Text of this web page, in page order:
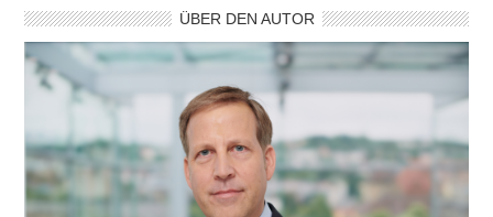
ÜBER DEN AUTOR